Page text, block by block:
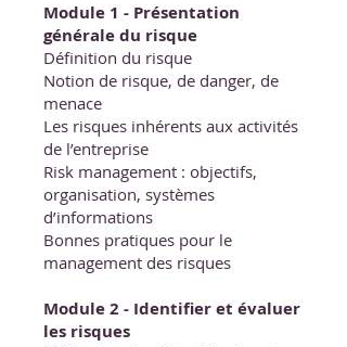
Module 1 - Présentation
générale du risque
Définition du risque
Notion de risque, de danger, de
menace
Les risques inhérents aux activités
de l’entreprise
Risk management : objectifs,
organisation, systèmes
d’informations
Bonnes pratiques pour le
management des risques
Module 2 - Identifier et évaluer
les risques